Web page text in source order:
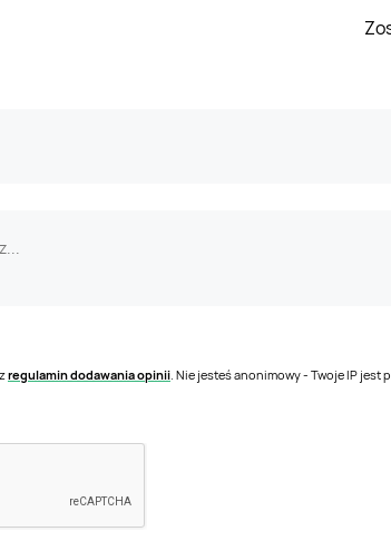
regulamin dodawania opinii. Nie jesteś anonimowy - Twoje IP jest